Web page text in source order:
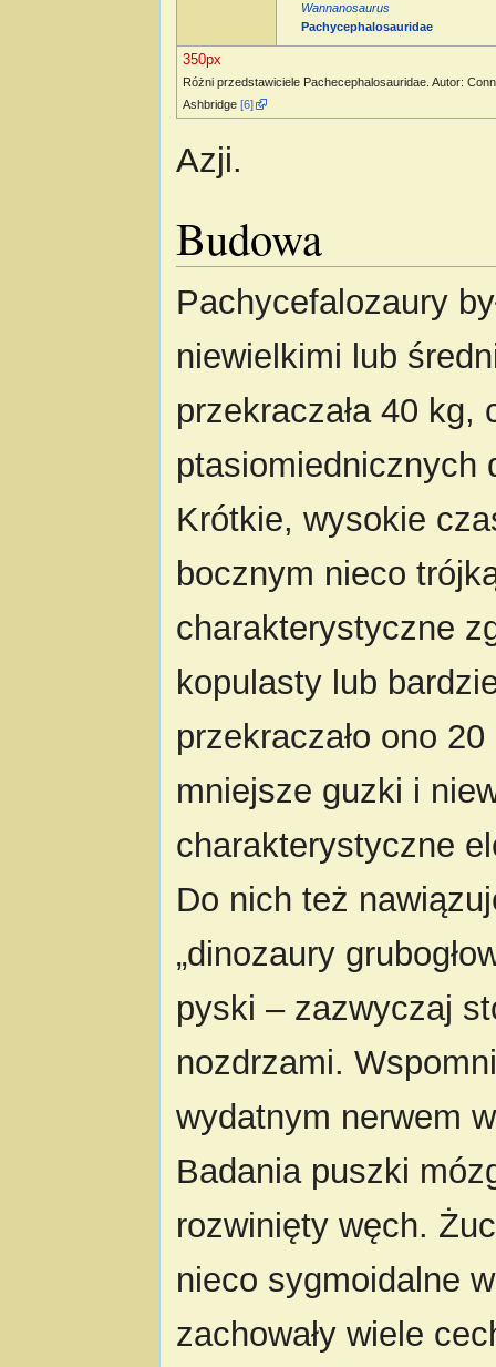
Wannanosaurus
Pachycephalosauridae
350px
Różni przedstawiciele Pachecephalosauridae. Autor:
Ashbridge[6]
Azji.
Budowa
Pachycefalozaury
niewielkimi lub
przekraczała 40
ptasiomiednicznych
Krótkie, wysokie
bocznym nieco
charakterystyczne
kopulasty lub
przekraczało ono
mniejsze guzki i
charakterystyczne
Do nich też
„dinozaury
pyski – zazwyczaj
nozdrzami.
wydatnym nerwem
Badania puszki
rozwinięty węch.
nieco sygmoidalne
zachowały wiele